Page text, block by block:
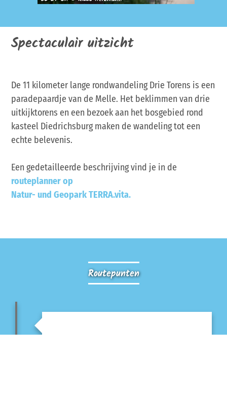
Spectaculair uitzicht
De 11 kilometer lange rondwandeling Drie Torens is een
paradepaardje van de Melle. Het beklimmen van drie
uitkijktorens en een bezoek aan het bosgebied rond
kasteel Diedrichsburg maken de wandeling tot een
echte belevenis.
Een gedetailleerde beschrijving vind je in de
routeplanner op
Natur- und Geopark TERRA.vita.
Routepunten